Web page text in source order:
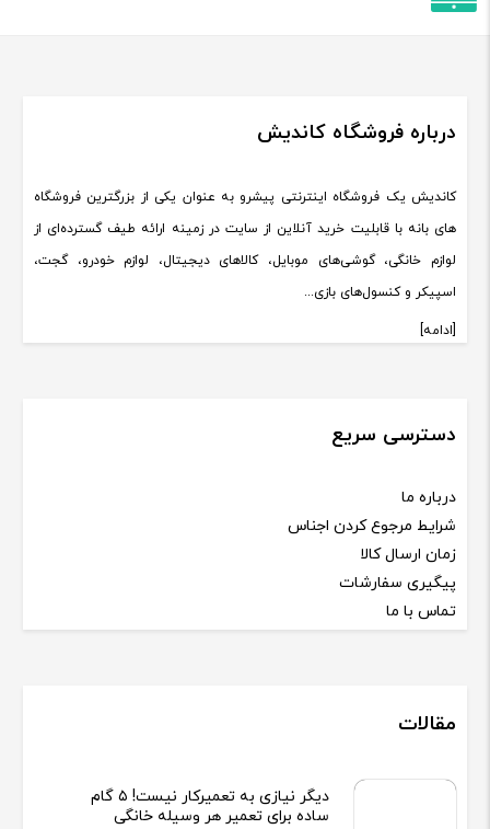
درباره فروشگاه کاندیش
کاندیش یک فروشگاه اینترنتی پیشرو به عنوان یکی از بزرگترین فروشگاه
های بانه با قابلیت خرید آنلاین از سایت در زمینه ارائه طیف گسترده‌ای از
لوازم خانگی، گوشی‌های موبایل، کالاهای دیجیتال، لوازم خودرو، گجت،
اسپیکر و کنسول‌های بازی...
[ادامه]
دسترسی سریع
درباره ما
شرایط مرجوع کردن اجناس
زمان ارسال کالا
پیگیری سفارشات
تماس با ما
مقالات
دیگر نیازی به تعمیرکار نیست! ۵ گام
ساده برای تعمیر هر وسیله خانگی